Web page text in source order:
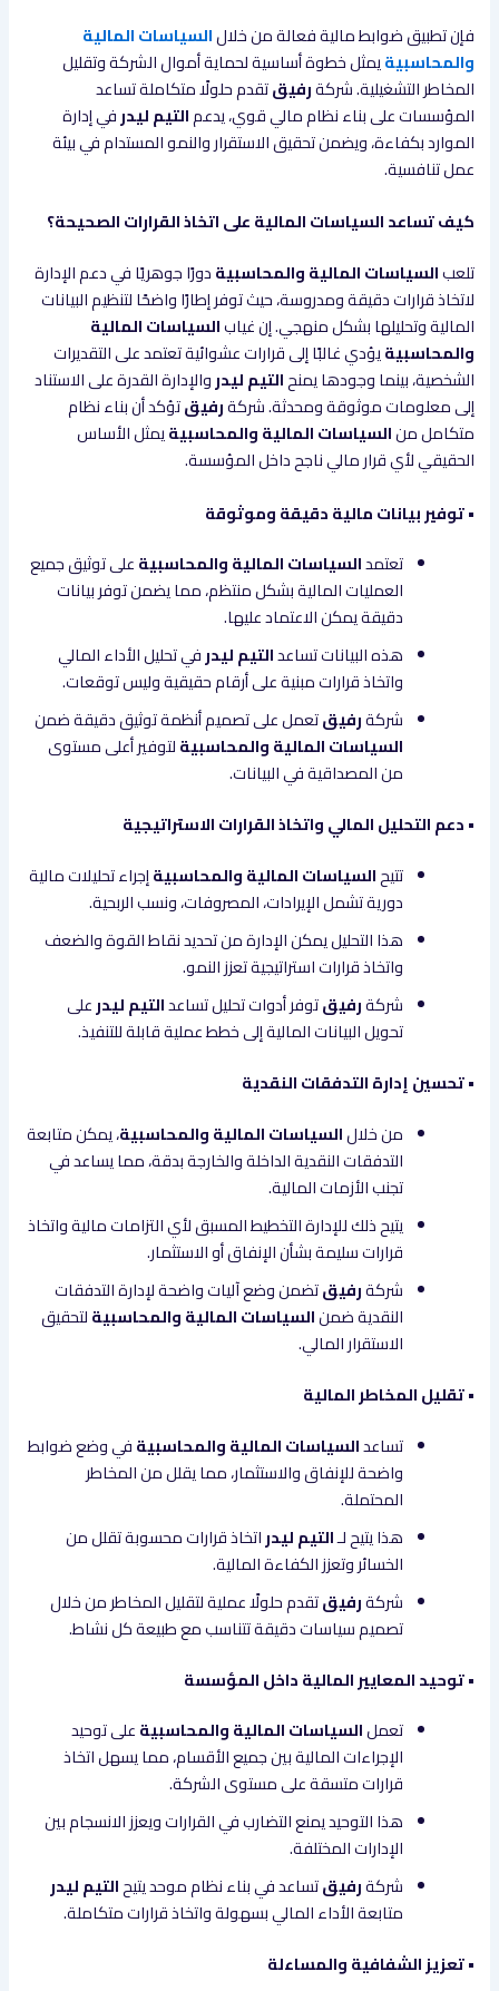
فإن تطبيق ضوابط مالية فعالة من خلالالسياسات المالية
والمحاسبيةيمثل خطوة أساسية لحماية أموال الشركة وتقليل
المخاطر التشغيلية. شركةرفيقتقدم حلولًا متكاملة تساعد
المؤسسات على بناء نظام مالي قوي، يدعمالتيم ليدرفي إدارة
الموارد بكفاءة، ويضمن تحقيق الاستقرار والنمو المستدام في بيئة
عمل تنافسية.
كيف تساعد السياسات المالية على اتخاذ القرارات الصحيحة؟
تلعبالسياسات المالية والمحاسبيةدورًا جوهريًا في دعم الإدارة
لاتخاذ قرارات دقيقة ومدروسة، حيث توفر إطارًا واضحًا لتنظيم البيانات
المالية وتحليلها بشكل منهجي. إن غيابالسياسات المالية
والمحاسبيةيؤدي غالبًا إلى قرارات عشوائية تعتمد على التقديرات
الشخصية، بينما وجودها يمنحالتيم ليدروالإدارة القدرة على الاستناد
إلى معلومات موثوقة ومحدثة. شركةرفيقتؤكد أن بناء نظام
متكامل منالسياسات المالية والمحاسبيةيمثل الأساس
الحقيقي لأي قرار مالي ناجح داخل المؤسسة.
• توفير بيانات مالية دقيقة وموثوقة
تعتمدالسياسات المالية والمحاسبيةعلى توثيق جميع
العمليات المالية بشكل منتظم، مما يضمن توفر بيانات
دقيقة يمكن الاعتماد عليها.
هذه البيانات تساعدالتيم ليدرفي تحليل الأداء المالي
واتخاذ قرارات مبنية على أرقام حقيقية وليس توقعات.
شركةرفيقتعمل على تصميم أنظمة توثيق دقيقة ضمن
السياسات المالية والمحاسبيةلتوفير أعلى مستوى
من المصداقية في البيانات.
• دعم التحليل المالي واتخاذ القرارات الاستراتيجية
تتيحالسياسات المالية والمحاسبيةإجراء تحليلات مالية
دورية تشمل الإيرادات، المصروفات، ونسب الربحية.
هذا التحليل يمكن الإدارة من تحديد نقاط القوة والضعف
واتخاذ قرارات استراتيجية تعزز النمو.
شركةرفيقتوفر أدوات تحليل تساعدالتيم ليدرعلى
تحويل البيانات المالية إلى خطط عملية قابلة للتنفيذ.
• تحسين إدارة التدفقات النقدية
من خلالالسياسات المالية والمحاسبية، يمكن متابعة
التدفقات النقدية الداخلة والخارجة بدقة، مما يساعد في
تجنب الأزمات المالية.
يتيح ذلك للإدارة التخطيط المسبق لأي التزامات مالية واتخاذ
قرارات سليمة بشأن الإنفاق أو الاستثمار.
شركةرفيقتضمن وضع آليات واضحة لإدارة التدفقات
النقدية ضمنالسياسات المالية والمحاسبيةلتحقيق
الاستقرار المالي.
• تقليل المخاطر المالية
تساعدالسياسات المالية والمحاسبيةفي وضع ضوابط
واضحة للإنفاق والاستثمار، مما يقلل من المخاطر
المحتملة.
هذا يتيح لـالتيم ليدراتخاذ قرارات محسوبة تقلل من
الخسائر وتعزز الكفاءة المالية.
شركةرفيقتقدم حلولًا عملية لتقليل المخاطر من خلال
تصميم سياسات دقيقة تتناسب مع طبيعة كل نشاط.
• توحيد المعايير المالية داخل المؤسسة
تعملالسياسات المالية والمحاسبيةعلى توحيد
الإجراءات المالية بين جميع الأقسام، مما يسهل اتخاذ
قرارات متسقة على مستوى الشركة.
هذا التوحيد يمنع التضارب في القرارات ويعزز الانسجام بين
الإدارات المختلفة.
شركةرفيقتساعد في بناء نظام موحد يتيحالتيم ليدر
متابعة الأداء المالي بسهولة واتخاذ قرارات متكاملة.
• تعزيز الشفافية والمساءلة